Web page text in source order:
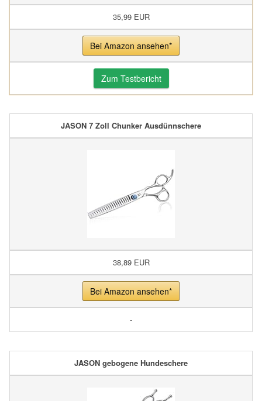
35,99 EUR
Bei Amazon ansehen*
Zum Testbericht
JASON 7 Zoll Chunker Ausdünnschere
38,89 EUR
Bei Amazon ansehen*
-
JASON gebogene Hundeschere